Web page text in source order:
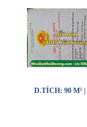
D.TÍCH: 90 M² |